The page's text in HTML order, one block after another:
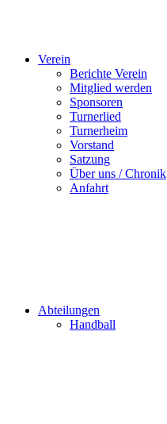
Verein
Berichte Verein
Mitglied werden
Sponsoren
Turnerlied
Turnerheim
Vorstand
Satzung
Über uns / Chronik
Anfahrt
Abteilungen
Handball